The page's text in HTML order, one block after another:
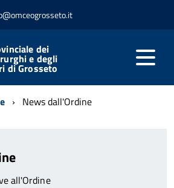
dei
e degli
di Grosseto
News dall'Ordine
all'Ordine